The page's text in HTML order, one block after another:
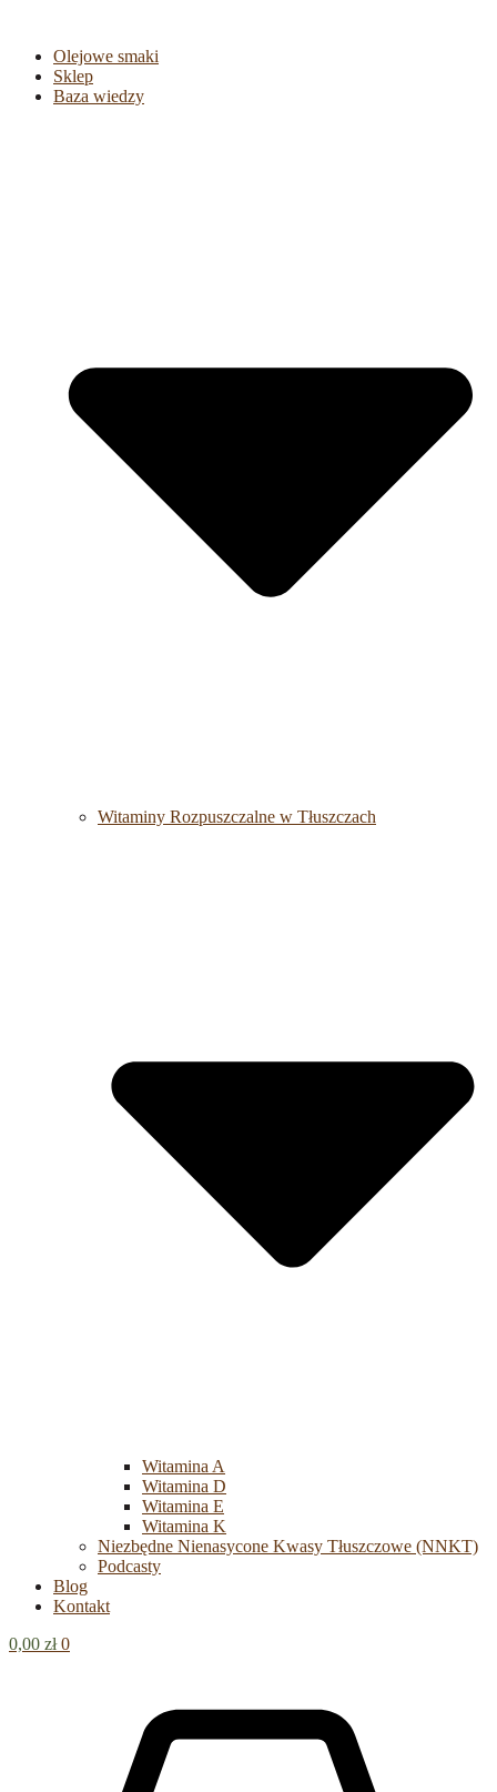
Olejowe smaki
Sklep
Baza wiedzy
Witaminy Rozpuszczalne w Tłuszczach
Witamina A
Witamina D
Witamina E
Witamina K
Niezbędne Nienasycone Kwasy Tłuszczowe (NNKT)
Podcasty
Blog
Kontakt
0,00 zł 0